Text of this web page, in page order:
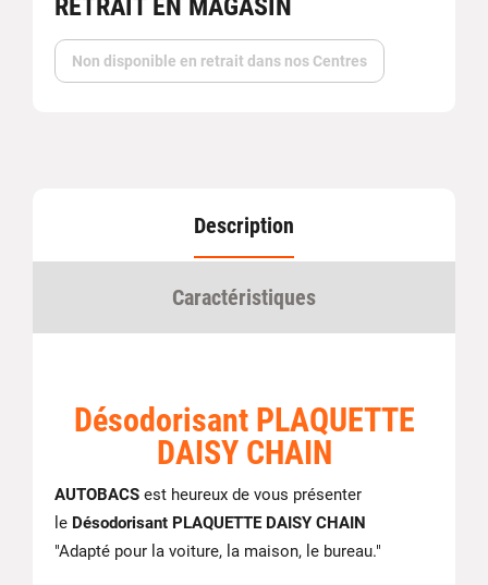
RETRAIT EN MAGASIN
Non disponible en retrait dans nos Centres
Description
Caractéristiques
Désodorisant PLAQUETTE
DAISY CHAIN
AUTOBACS est heureux de vous présenter
le Désodorisant PLAQUETTE DAISY CHAIN
"Adapté pour la voiture, la maison, le bureau."